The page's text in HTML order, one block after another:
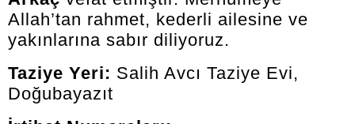
Allah’tan rahmet, kederli ailesine ve
yakınlarına sabır diliyoruz.
Taziye Yeri: Salih Avcı Taziye Evi,
Doğubayazıt